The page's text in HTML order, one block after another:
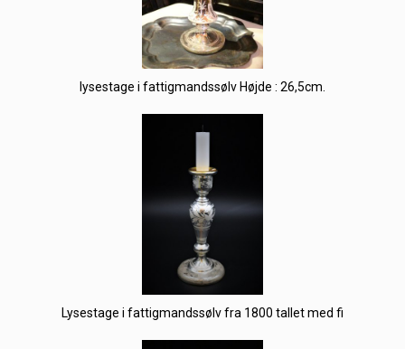
lysestage i fattigmandssølv Højde : 26,5cm.
Lysestage i fattigmandssølv fra 1800 tallet med fi